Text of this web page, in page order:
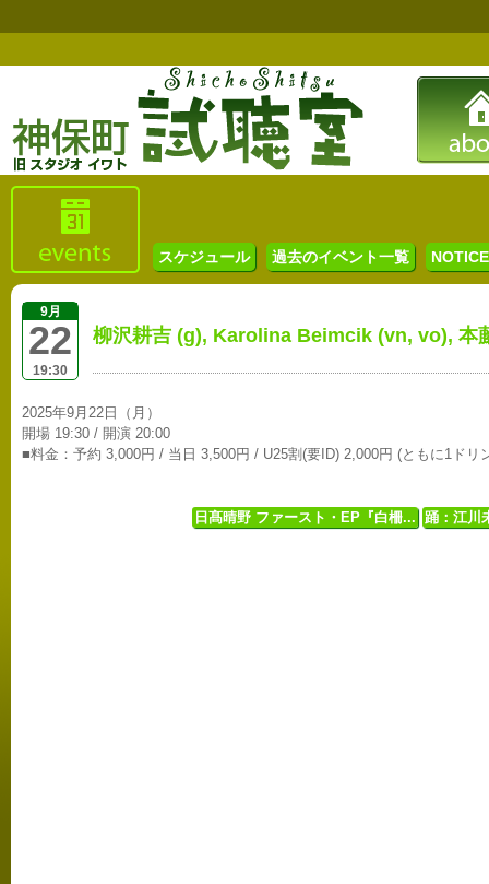
スケジュール 過去のイベント一覧
9月
22
19:30
柳沢耕吉 (g), Karolina Beimcik (vn, vo), 本
2025年9月22日（月）
開場 19:30 / 開演 20:00
■料金：予約 3,000円 / 当日 3,500円 / U25割(要ID) 2,000円 (ともに1ドリ
日髙晴野 ファースト・EP『白柵... 踊：江川